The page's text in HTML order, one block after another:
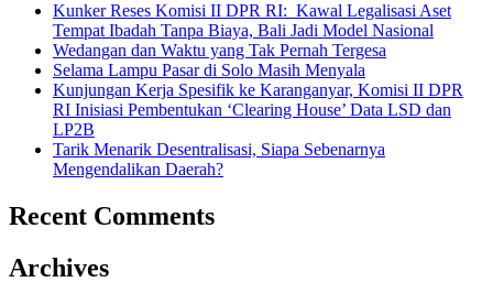
Kunker Reses Komisi II DPR RI: Kawal Legalisasi Aset
Tempat Ibadah Tanpa Biaya, Bali Jadi Model Nasional
Wedangan dan Waktu yang Tak Pernah Tergesa
Selama Lampu Pasar di Solo Masih Menyala
Kunjungan Kerja Spesifik ke Karanganyar, Komisi II DPR
RI Inisiasi Pembentukan ‘Clearing House’ Data LSD dan
LP2B
Tarik Menarik Desentralisasi, Siapa Sebenarnya
Mengendalikan Daerah?
Recent Comments
Archives